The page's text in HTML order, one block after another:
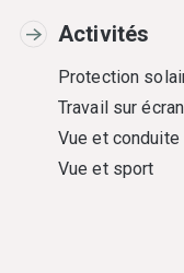
Activités
Protection
Travail sur écran
Vue et conduite
Vue et sport